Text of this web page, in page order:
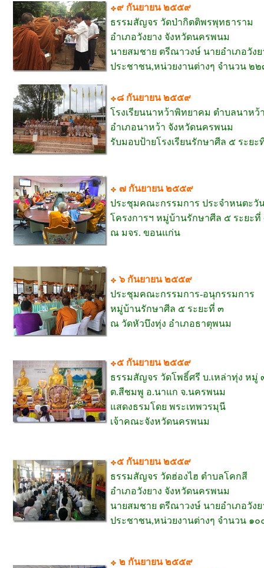
๙ กันยายน ๒๕๕๙
ธรรมสัญจร วัดป่ากิตติพรพุทธาราม
อำเภอวังยาง จังหวัดนครพนม
นายสมชาย ตรีณาวงษ์ นายอำเภอวังย
ประชาชน,หน่วยงานต่างๆ จำนวน ๒
๘ กันยายน ๒๕๕๙
โรงเรียนนาหว้าพิทยาคม ตำบลนาหว้
อำเภอนาหว้า จังหวัดนครพนม
รับมอบป้ายโรงเรียนรักษาศีล ๕ ระยะ
๗ กันยายน ๒๕๕๙
ประชุมคณะกรรมการ ประจำหนตะวั
โครงการฯ หมู่บ้านรักษาศีล ๕ ระยะที่
ณ มจร. ขอนแก่น
๖ กันยายน ๒๕๕๙
ประชุมคณะกรรมการ-อนุกรรมการ
หมู่บ้านรักษาศีล ๕ ระยะที่ ๓
ณ วัดหัวบึงทุ่ง อำเภอธาตุพนม
๕ กันยายน ๒๕๕๙
ธรรมสัญจร วัดโพธิ์ศรี บ.เหล่าทุ่ง หมู่
ต.สีชมพู อ.นาแก จ.นครพนม
แสดงธรมโดย พระเทพวรมุนี
เจ้าคณะจังหวัดนครพนม
๕ กันยายน ๒๕๕๙
ธรรมสัญจร วัดฮ่องไฮ ตำบลโคกสี
อำเภอวังยาง จังหวัดนครพนม
นายสมชาย ตรีณาวงษ์ นายอำเภอวังย
ประชาชน,หน่วยงานต่างๆ จำนวน ๑๐
๒ กันยายน ๒๕๕๙